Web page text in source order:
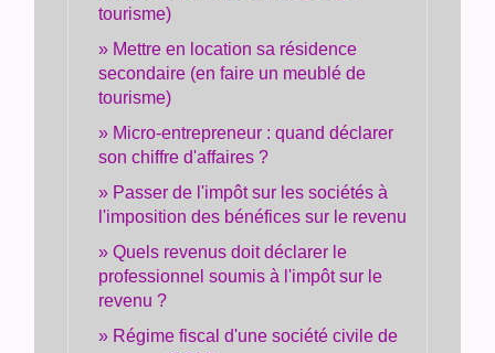
tourisme)
Mettre en location sa résidence
secondaire (en faire un meublé de
tourisme)
Micro-entrepreneur : quand déclarer
son chiffre d'affaires ?
Passer de l'impôt sur les sociétés à
l'imposition des bénéfices sur le revenu
Quels revenus doit déclarer le
professionnel soumis à l'impôt sur le
revenu ?
Régime fiscal d'une société civile de